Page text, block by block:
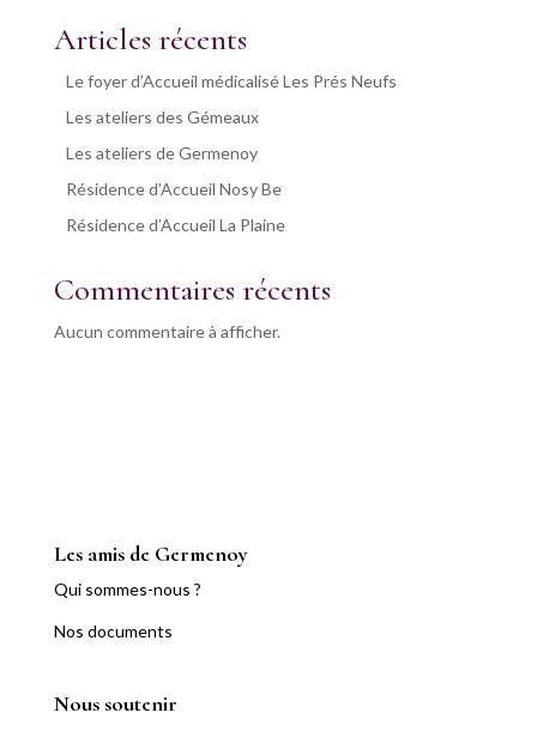
Articles récents
Le foyer d’Accueil médicalisé Les Prés Neufs
Les ateliers des Gémeaux
Les ateliers de Germenoy
Résidence d’Accueil Nosy Be
Résidence d’Accueil La Plaine
Commentaires récents
Aucun commentaire à afficher.
Les amis de Germenoy
Qui sommes-nous ?
Nos documents
Nous soutenir